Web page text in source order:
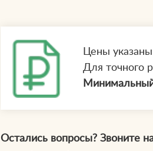
Цены
Для точного
Остались вопросы? Звоните